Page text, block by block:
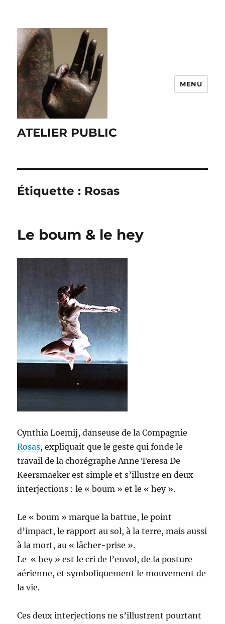
ATELIER PUBLIC
MENU
Étiquette : Rosas
Le boum & le hey
Cynthia Loemij, danseuse de la Compagnie
Rosas, expliquait que le geste qui fonde le
travail de la chorégraphe Anne Teresa De
Keersmaeker est simple et s’illustre en deux
interjections : le « boum » et le « hey ».
Le « boum » marque la battue, le point
d’impact, le rapport au sol, à la terre, mais aussi
à la mort, au « lâcher-prise ».
Le « hey » est le cri de l’envol, de la posture
aérienne, et symboliquement le mouvement de
la vie.
Ces deux interjections ne s’illustrent pourtant